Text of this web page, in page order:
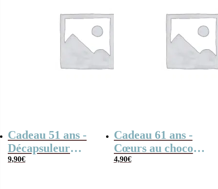
Cadeau 51 ans -
Décapsuleur
cuisine “1975”
9,90€
Cadeau 61 ans -
Cœurs au chocolat
au lait rouge et
4,90€